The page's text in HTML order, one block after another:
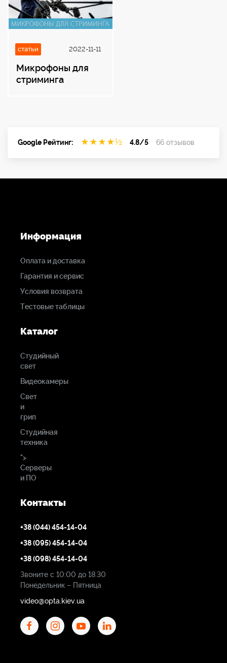
статьи 2022-11-11
Микрофоны для
стриминга
Google Рейтинг: ★ ★ ★ ★½ 4.8/5 66 отзывов
Информация
Оплата и доставка
Гарантия и сервис
Условия возврата
Тестовые таблицы
Каталог
Студийный
свет
Видеокамеры
Свет
и
грип
Студийная
техника
">
Серверы
и ПО
Контакты
+38 (044) 454-14-04
+38 (095) 454-14-04
+38 (098) 454-14-04
Звоните с 10:00 до 18:30
Понедельник – Пятница
video@opta.kiev.ua